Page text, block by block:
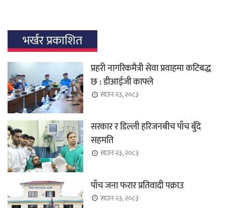
भर्खर प्रकाशित
प्रहरी नागरिकमैत्री सेवा प्रवाहमा कटिबद्ध
छ : डीआईजी काफ्ले
साउन २३, २०८३
सरकार र डिल्ली हरिजनबीच पाँच बुँदे
सहमति
साउन २३, २०८३
पाँच जना फरार प्रतिवादी पक्राउ
साउन २३, २०८३